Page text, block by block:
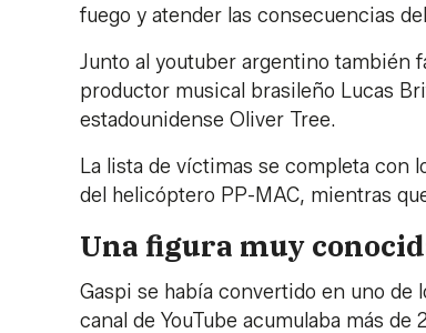
fuego y atender las consecuencias
Junto al youtuber argentino también
productor musical brasileño Lucas
estadounidense Oliver Tree.
La lista de víctimas se completa con
del helicóptero PP-MAC, mientras
Una figura muy
Gaspi se había convertido en uno de
canal de YouTube acumulaba más